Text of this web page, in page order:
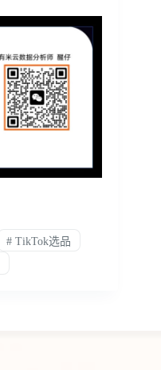
# TikTok选品